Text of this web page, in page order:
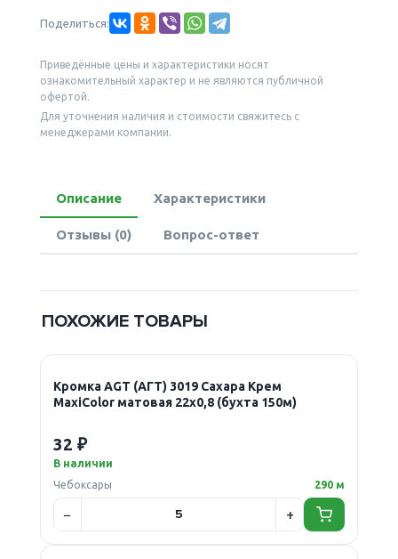
Поделиться:
Приведённые цены и характеристики носят
ознакомительный характер и не являются публичной
офертой.
Для уточнения наличия и стоимости свяжитесь с
менеджерами компании.
Описание Характеристики
Отзывы (0) Вопрос-ответ
ПОХОЖИЕ ТОВАРЫ
Кромка AGT (АГТ) 3019 Сахара Крем
MaxiColor матовая 22х0,8 (бухта 150м)
32 ₽
В наличии
Чебоксары
290 м